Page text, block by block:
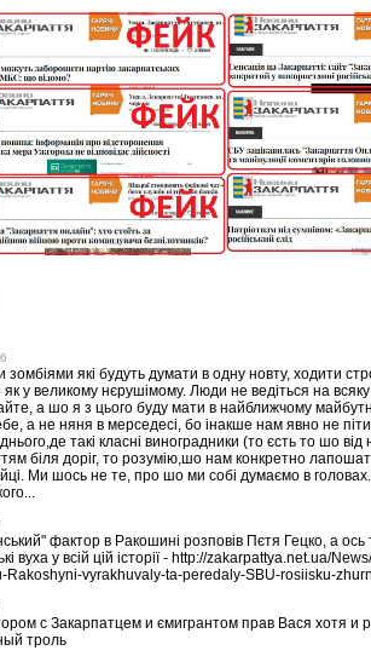
зомбіями які будуть думати в одну новту, ходити
у великому нєрушімому. Люди не ведіться на всяку
а шо я з цього буду мати в найближчому
а не няня в мерседесі, бо інакше нам явно не
такі класні виноградники (то єсть то шо
біля доріг, то розумію,шо нам конкретно
Ми шось не те, про шо ми собі думаємо в
фактор в Ракошині розповів Пєтя Гецко, а ось
вуха у всій цій історії - http://zakarpattya.net.ua/
Rakoshyni-vyrakhuvaly-ta-peredaly-SBU-rosiisku-
с Закарпатцем и ємигрантом прав Вася хотя и
троль